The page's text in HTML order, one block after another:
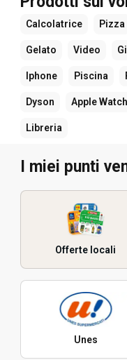
Calcolatrice Pizza
Gelato Video
Iphone Piscina
Dyson Apple Watch
Libreria
I miei punti
Offerte locali
Unes